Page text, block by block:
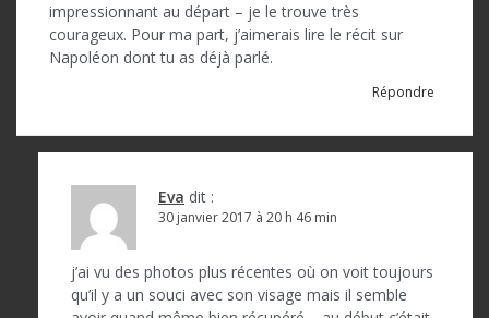
impressionnant au départ – je le trouve très
courageux. Pour ma part, j’aimerais lire le récit sur
Napoléon dont tu as déjà parlé.
Répondre
Eva dit :
30 janvier 2017 à 20 h 46 min
j’ai vu des photos plus récentes où on voit toujours
qu’il y a un souci avec son visage mais il semble